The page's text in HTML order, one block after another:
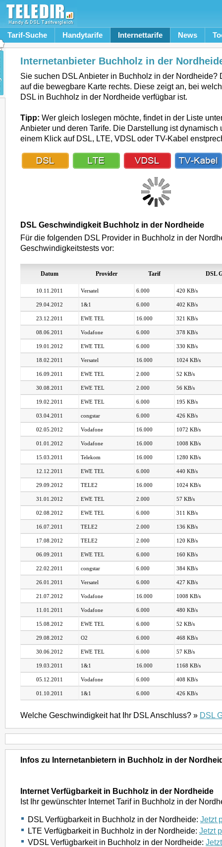
Tarif-Suche Handytarife Internettarife News
Internetanbieter Buchholz in der
Sie suchen DSL Anbieter in Buchholz in der Nordheide?
auf die bewegbare Karte rechts. Diese zeigt an, bei
DSL in Buchholz in der Nordheide verfügbar ist.
Tipp: Wer gleich loslegen möchte, findet in der Liste
Anbieter und deren Tarife. Die Darstellung ist dynamisch
einem Klick auf DSL, LTE, VDSL oder TV-Kabel
DSL Geschwindigkeit Buchholz in der Nordheide
Für die folgenden DSL Provider in Buchholz in der
Geschwindigkeitstests vor:
Datum Provider Tarif DSL
10.11.2011 Versatel 6.000 420 KB/s
29.04.2012 1&1 6.000 402 KB/s
23.12.2011 EWE TEL 16.000 321 KB/s
08.06.2011 Vodafone 6.000 378 KB/s
19.01.2012 EWE TEL 6.000 330 KB/s
18.02.2011 Versatel 16.000 1024 KB/s
16.09.2011 EWE TEL 2.000 52 KB/s
30.08.2011 EWE TEL 2.000 56 KB/s
19.02.2011 EWE TEL 6.000 195 KB/s
03.04.2011 congstar 6.000 426 KB/s
02.05.2012 Vodafone 16.000 1072 KB/s
01.01.2012 Vodafone 16.000 1008 KB/s
15.03.2011 Telekom 16.000 1280 KB/s
12.12.2011 EWE TEL 6.000 440 KB/s
29.09.2012 TELE2 16.000 1024 KB/s
31.01.2012 EWE TEL 2.000 57 KB/s
02.08.2012 EWE TEL 6.000 311 KB/s
16.07.2011 TELE2 2.000 136 KB/s
17.08.2012 TELE2 2.000 120 KB/s
06.09.2011 EWE TEL 6.000 160 KB/s
22.02.2011 congstar 6.000 384 KB/s
26.01.2011 Versatel 6.000 427 KB/s
21.07.2012 Vodafone 16.000 1008 KB/s
11.01.2011 Vodafone 6.000 480 KB/s
15.08.2012 EWE TEL 6.000 52 KB/s
29.08.2012 O2 6.000 468 KB/s
30.06.2012 EWE TEL 6.000 57 KB/s
19.03.2011 1&1 16.000 1168 KB/s
05.12.2011 Vodafone 6.000 408 KB/s
01.10.2011 1&1 6.000 426 KB/s
Welche Geschwindigkeit hat Ihr DSL Anschluss? » DSL
Infos zu Internetanbietern in Buchholz in der
Internet Verfügbarkeit in Buchholz in der Nordheide
Ist Ihr gewünschter Internet Tarif in Buchholz in der
DSL Verfügbarkeit in Buchholz in der Nordheide: Jetzt
LTE Verfügbarkeit in Buchholz in der Nordheide: Jetzt
VDSL Verfügbarkeit in Buchholz in der Nordheide: